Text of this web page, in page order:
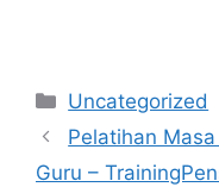
Categories
Uncategorized
Pelatihan
Guru –